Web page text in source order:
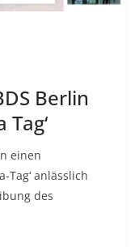
Berlin
einen
Tag‘ anlässlich
des